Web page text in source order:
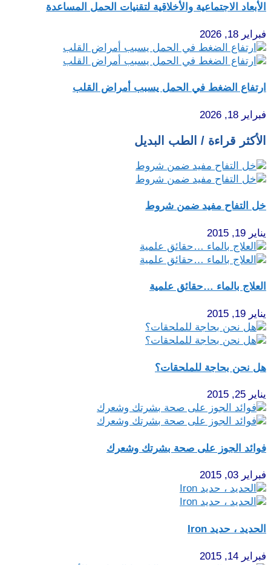
الأبعاد الاجتماعية والأخلاقية لتقنيات الحمل المساعدة
فبراير 18, 2026
ارتفاع الضغط في الحمل يسبب أمراض القلب
فبراير 18, 2026
الأكثر قراءة / الطب البديل
خل التفاح مفيد ضمن شروط
يناير 19, 2015
العلاج بالماء …حقائق علمية
يناير 19, 2015
هل نحن بحاجة للملحقات؟
يناير 25, 2015
فوائد الجوز على صحة بشرتك وشعرك
فبراير 03, 2015
الحديد ، حديد Iron
فبراير 14, 2015